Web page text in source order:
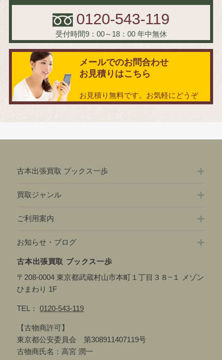
0120-543-119
受付時間9：00～18：00 年中無休
メールでのお問合わせ
お見積りはこちら
お見積り無料です。お気軽にどうぞ
古本出張買取 ブックス一歩
買取ジャンル
ご利用案内
お知らせ・ブログ
古本出張買取 ブックス一歩
〒208-0004 東京都武蔵村山市本町１丁目３８−１ メゾン
ひまわり 1F
TEL：0120-543-119
【古物商許可】
東京都公安委員会 第308911407119号
古物商氏名：高宮 潤一